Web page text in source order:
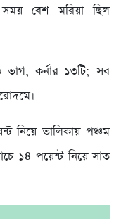
বেশ মরিয়া ছিল
কর্নার ১৩টি; সব
নিয়ে তালিকায় পঞ্চম
১৪ পয়েন্ট নিয়ে সাত